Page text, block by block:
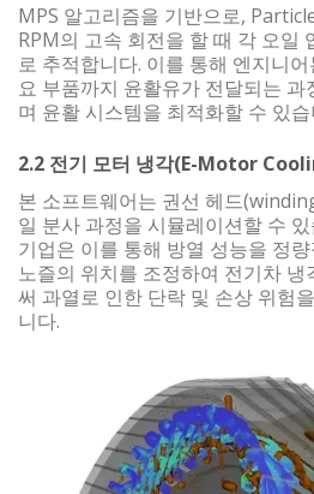
MPS 알고리즘을 기반으로,
RPM의 고속 회전을 할 때 각 오일
로 추적합니다. 이를 통해 엔지니
요 부품까지 윤활유가 전달되는
며 윤활 시스템을 최적화할 수 있습
2.2 전기 모터 냉각(E-Motor
본 소프트웨어는 권선 헤드
일 분사 과정을 시뮬레이션할 수
기업은 이를 통해 방열 성능을 정
노즐의 위치를 조정하여 전기차
써 과열로 인한 단락 및 손상 위험
니다.